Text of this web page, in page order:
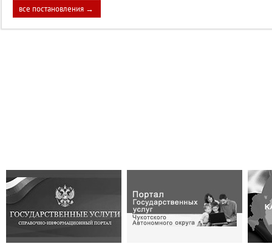
все постановления →